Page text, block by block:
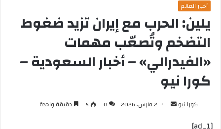
أخبار العالم
يلين: الحرب مع إيران تزيد ضغوط
التضخم وتُصعّب مهمات
«الفيدرالي» – أخبار السعودية –
كورا نيو
كورا نيو
أرسل 2 مارس، 2026 0
5 دقيقة واحدة
[ad_1]